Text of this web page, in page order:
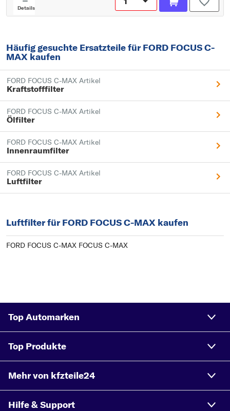
Details
Häufig gesuchte Ersatzteile für FORD FOCUS C-
MAX kaufen
FORD FOCUS C-MAX Artikel
Kraftstofffilter
FORD FOCUS C-MAX Artikel
Ölfilter
FORD FOCUS C-MAX Artikel
Innenraumfilter
FORD FOCUS C-MAX Artikel
Luftfilter
Luftfilter für FORD FOCUS C-MAX kaufen
FORD FOCUS C-MAX FOCUS C-MAX
Top Automarken
Top Produkte
Mehr von kfzteile24
Hilfe & Support